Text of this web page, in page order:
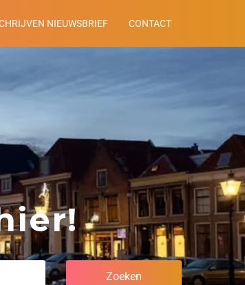
NIEUWSBRIEF CONTACT